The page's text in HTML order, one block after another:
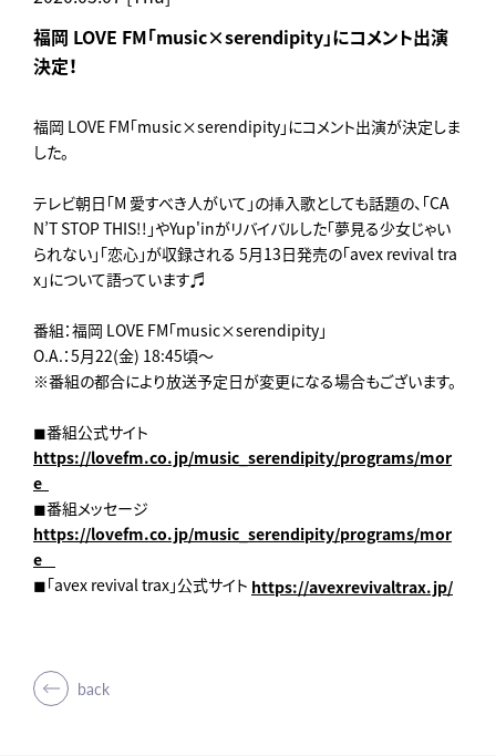
福岡 LOVE FM「music×serendipity」にコメント出演
決定！
福岡 LOVE FM「music×serendipity」にコメント出演が決定しま
した。
テレビ朝日「M 愛すべき人がいて」の挿入歌としても話題の、「CA
N’T STOP THIS!!」やYup'inがリバイバルした「夢見る少女じゃい
られない」「恋心」が収録される 5月13日発売の「avex revival tra
x」について語っています♬
番組：福岡 LOVE FM「music×serendipity」
O.A.：5月22(金) 18:45頃～
※番組の都合により放送予定日が変更になる場合もございます。
◼︎番組公式サイト
https://lovefm.co.jp/music_serendipity/programs/mor
e
◼︎番組メッセージ
https://lovefm.co.jp/music_serendipity/programs/mor
e
◼︎「avex revival trax」公式サイト https://avexrevivaltrax.jp/
back